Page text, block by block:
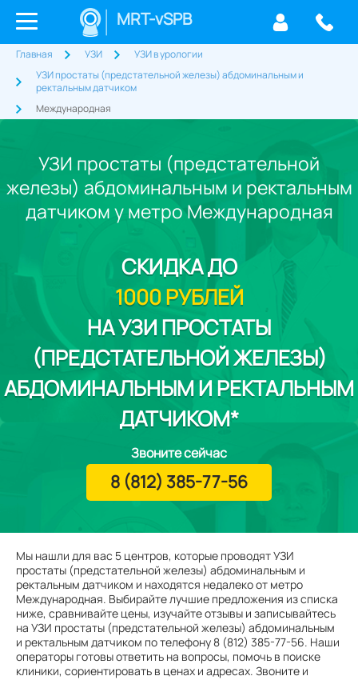
MRT-vSPB
Главная УЗИ
УЗИ в урологии
УЗИ простаты (предстательной железы) абдоминальным и
ректальным датчиком
Международная
УЗИ простаты (предстательной
железы) абдоминальным и ректальным
датчиком у метро Международная
Мы нашли для вас 5 центров, которые проводят УЗИ
простаты (предстательной железы) абдоминальным и
ректальным датчиком и находятся недалеко от метро
Международная. Выбирайте лучшие предложения из списка
ниже, сравнивайте цены, изучайте отзывы и записывайтесь
на УЗИ простаты (предстательной железы) абдоминальным
и ректальным датчиком по телефону 8 (812) 385-77-56. Наши
операторы готовы ответить на вопросы, помочь в поиске
клиники, сориентировать в ценах и адресах. Звоните и
СКИДКАДО
1000 РУБЛЕЙ
НА УЗИ ПРОСТАТЫ
(ПРЕДСТАТЕЛЬНОЙ ЖЕЛЕЗЫ)
АБДОМИНАЛЬНЫМ И РЕКТАЛЬНЫМ
ДАТЧИКОМ*
Звоните сейчас
8 (812) 385-77-56